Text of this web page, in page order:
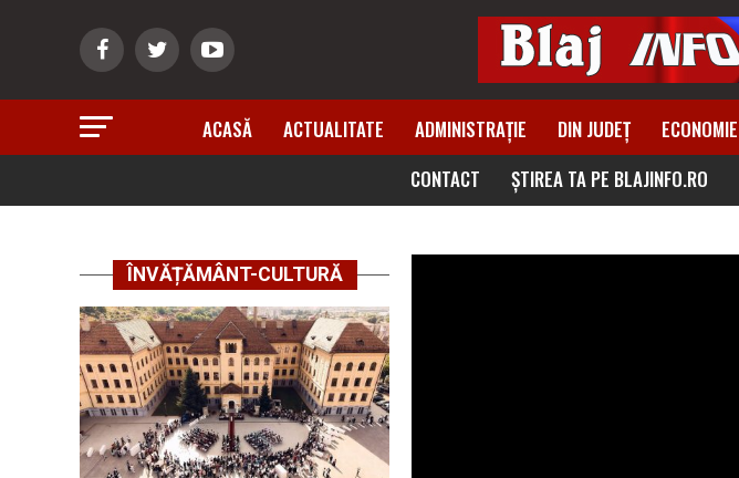
ACASĂ ACTUALITATE ADMINISTRAȚIE DIN JUDEȚ ECONOMIE
CONTACT
ȘTIREA TA PE BLAJINFO.RO
ÎNVĂȚĂMÂNT-CULTURĂ